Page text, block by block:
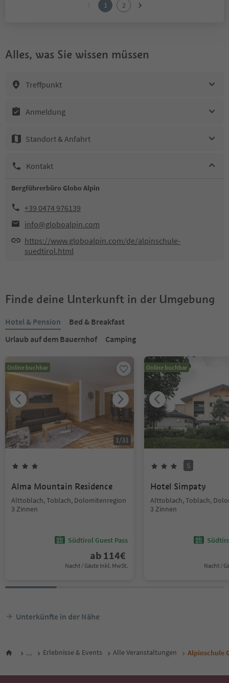
1 2
Alles, was Sie wissen müssen
Treffpunkt
Anmeldung
Standort & Anfahrt
Kontakt
Bergführerbüro Globo Alpin
+39 0474 976139
info@globoalpin.com
https://www.globoalpin.com/de/alpinschule-
suedtirol.html
Finde deine Unterkunft in der Umgebung
Hotel & Pension
Bed & Breakfast
Urlaub auf dem Bauernhof
Camping
Online buchbar
1/31
Alma Mountain Residence
Alttoblach, Toblach, Dolomitenregion
3 Zinnen
Südtirol Guest Pass
ab 114€
Nacht / Gäste Inkl. MwSt.
Online buchbar
S
Hotel Simpaty
Alttoblach, Toblach,
3 Zinnen
Nacht /
Unterkünfte in der Nähe
... Erlebnisse & Events Alle Veranstaltungen Alpinschule